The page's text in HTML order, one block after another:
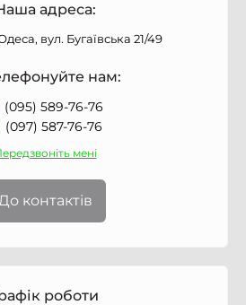
адреса:
вул. Бугаївська 21/49
нам:
(095) 589-76-76
(097) 587-76-76
мені
контактів
роботи